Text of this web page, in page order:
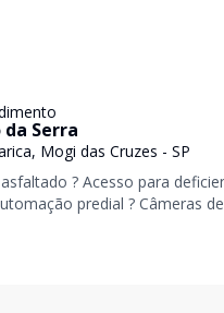
Serra
Mogi das Cruzes - SP
? Acesso para
predial ? Câmeras